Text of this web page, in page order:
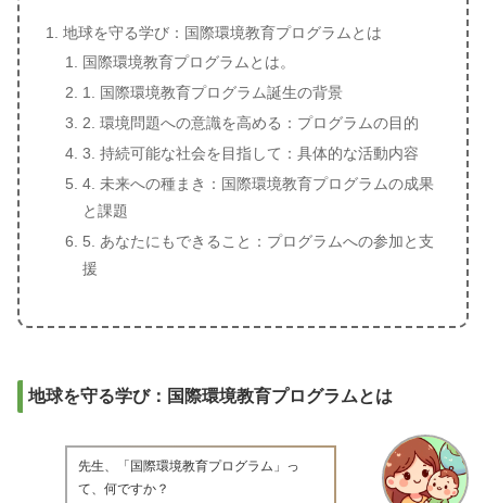
地球を守る学び：国際環境教育プログラムとは
国際環境教育プログラムとは。
1. 国際環境教育プログラム誕生の背景
2. 環境問題への意識を高める：プログラムの目的
3. 持続可能な社会を目指して：具体的な活動内容
4. 未来への種まき：国際環境教育プログラムの成果
と課題
5. あなたにもできること：プログラムへの参加と支
援
地球を守る学び：国際環境教育プログラムとは
先生、「国際環境教育プログラム」っ
て、何ですか？